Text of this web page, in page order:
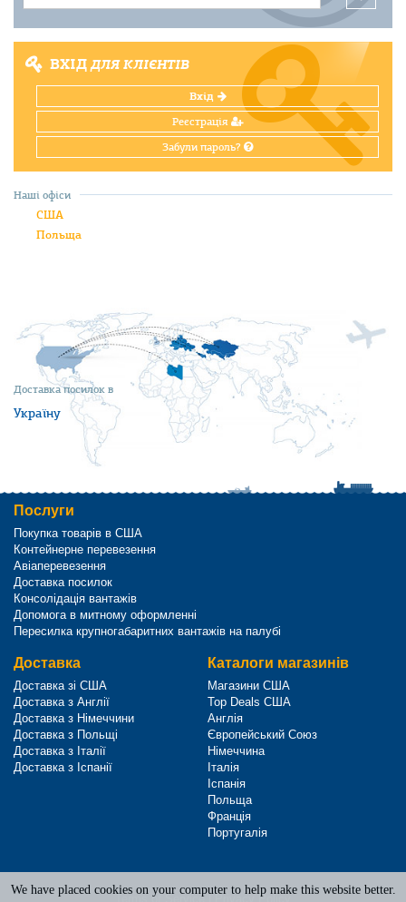
ВХІДДЛЯ КЛІЄНТІВ
Вхід
Реєстрація
Забули пароль?
Доставка посилок в
Україну
Наші офіси
США
Польща
Послуги
Покупка товарів в США
Контейнерне перевезення
Авіаперевезення
Доставка посилок
Консолідація вантажів
Допомога в митному оформленні
Пересилка крупногабаритних вантажів на палубі
Доставка
Доставка зі США
Доставка з Англії
Доставка з Німеччини
Доставка з Польщі
Доставка з Італії
Доставка з Іспанії
Каталоги магазинів
Магазини США
Top Deals США
Англія
Європейський Союз
Німеччина
Італія
Іспанія
Польща
Франція
Португалія
Terms of Service Privacy Policy
We have placed cookies on your computer to help make this website better.